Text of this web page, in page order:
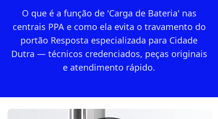
O que é a função de 'Carga de Bateria' nas
centrais PPA e como ela evita o travamento do
portão Resposta especializada para Cidade
Dutra — técnicos credenciados, peças originais
e atendimento rápido.